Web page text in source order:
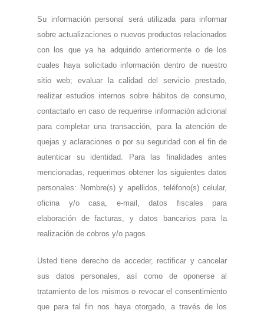
Su información personal será utilizada para informar
sobre actualizaciones o nuevos productos relacionados
con los que ya ha adquirido anteriormente o de los
cuales haya solicitado información dentro de nuestro
sitio web; evaluar la calidad del servicio prestado,
realizar estudios internos sobre hábitos de consumo,
contactarlo en caso de requerirse información adicional
para completar una transacción, para la atención de
quejas y aclaraciones o por su seguridad con el fin de
autenticar su identidad. Para las finalidades antes
mencionadas, requerimos obtener los siguientes datos
personales: Nombre(s) y apellidos, teléfono(s) celular,
oficina y/o casa, e-mail, datos fiscales para
elaboración de facturas, y datos bancarios para la
realización de cobros y/o pagos.
Usted tiene derecho de acceder, rectificar y cancelar
sus datos personales, así como de oponerse al
tratamiento de los mismos o revocar el consentimiento
que para tal fin nos haya otorgado, a través de los